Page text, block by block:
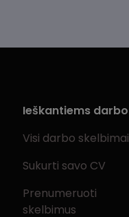
Ieškantiems darbo
Visi darbo skelbimai
Sukurti savo CV
Prenumeruoti
skelbimus